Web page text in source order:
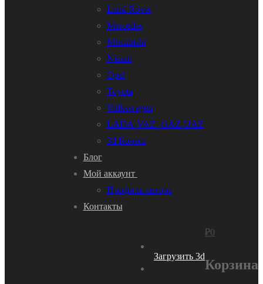
Land Rover
Mercedes
Mitsubishi
Nissan
Opel
Toyota
Volkswagen
LADA-VAZ- GAZ-UAZ
3d Колеса
Блог
Мой аккаунт
Профиль автора
Контакты
Загрузить 3d
₽0
Корзина